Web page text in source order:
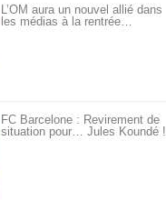
L’OM aura un nouvel allié dans
les médias à la rentrée…
FC Barcelone : Revirement de
situation pour… Jules Koundé !